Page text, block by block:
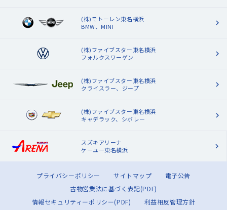
(株)モトーレン東名横浜
BMW、MINI
(株)ファイブスター東名横浜
フォルクスワーゲン
(株)ファイブスター東名横浜
クライスラー、ジープ
(株)ファイブスター東名横浜
キャデラック、シボレー
スズキアリーナ
ケーユー東名横浜
プライバシーポリシー サイトマップ
電子公告
古物営業法に基づく表記(PDF)
情報セキュリティーポリシー(PDF)
利益相反管理方針